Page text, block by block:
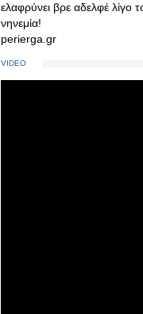
ελαφρύνει βρε αδελφέ
νηνεμία!
perierga.gr
VIDEO